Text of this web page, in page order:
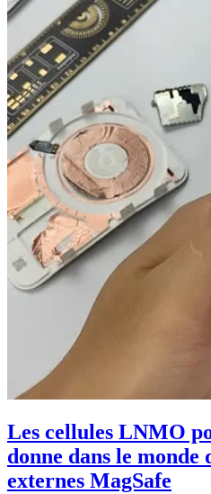
Les cellules LNMO
donne dans le monde
externes MagSafe